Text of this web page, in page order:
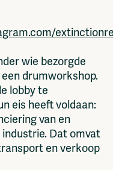
wie bezorgde
drumworkshop.
lobby te
eis heeft voldaan:
van en
Dat omvat
en verkoop